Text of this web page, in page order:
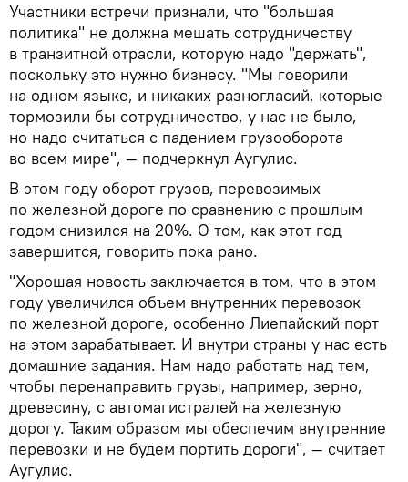
Участники встречи признали, что "большая
политика" не должна мешать сотрудничеству
в транзитной отрасли, которую надо "держать",
поскольку это нужно бизнесу. "Мы говорили
на одном языке, и никаких разногласий, которые
тормозили бы сотрудничество, у нас не было,
но надо считаться с падением грузооборота
во всем мире", — подчеркнул Аугулис.
В этом году оборот грузов, перевозимых
по железной дороге по сравнению с прошлым
годом снизился на 20%. О том, как этот год
завершится, говорить пока рано.
"Хорошая новость заключается в том, что в этом
году увеличился объем внутренних перевозок
по железной дороге, особенно Лиепайский порт
на этом зарабатывает. И внутри страны у нас есть
домашние задания. Нам надо работать над тем,
чтобы перенаправить грузы, например, зерно,
древесину, с автомагистралей на железную
дорогу. Таким образом мы обеспечим внутренние
перевозки и не будем портить дороги", — считает
Аугулис.